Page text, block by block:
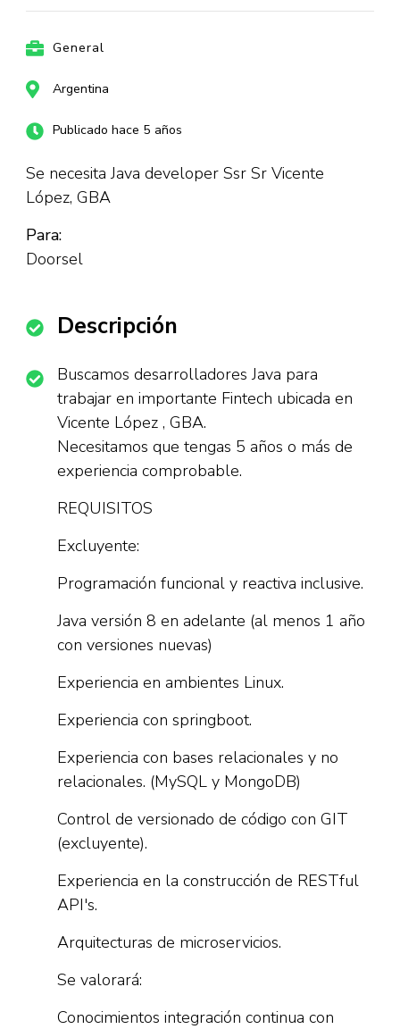
General
Argentina
Publicado hace 5 años
Se necesita Java developer Ssr Sr Vicente
López, GBA
Para:
Doorsel
Descripción
Buscamos desarrolladores Java para
trabajar en importante Fintech ubicada en
Vicente López , GBA.
Necesitamos que tengas 5 años o más de
experiencia comprobable.
REQUISITOS
Excluyente:
Programación funcional y reactiva inclusive.
Java versión 8 en adelante (al menos 1 año
con versiones nuevas)
Experiencia en ambientes Linux.
Experiencia con springboot.
Experiencia con bases relacionales y no
relacionales. (MySQL y MongoDB)
Control de versionado de código con GIT
(excluyente).
Experiencia en la construcción de RESTful
API's.
Arquitecturas de microservicios.
Se valorará:
Conocimientos integración continua con